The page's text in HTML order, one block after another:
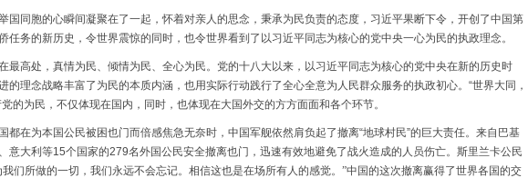
国同胞的心瞬间凝聚在了一起，怀着对亲人的思念，秉承为民负责的态度，习近平果断下令，开创了中国第
任务的新历史，令世界震惊的同时，也令世界看到了以习近平同志为核心的党中央一心为民的执政理念。
最高处，真情为民、倾情为民、全心为民。党的十八大以来，以习近平同志为核心的党中央在新的历史时
的理念战略丰富了为民的本质内涵，也用实际行动践行了全心全意为人民群众服务的执政初心。 “世界大同，
的为民，不仅体现在国内，同时，也体现在大国外交的方方面面和各个环节。
都在为本国公民被困也门而倍感焦急无奈时，中国军舰依然肩负起了撤离“地球村民”的巨大责任。来自巴基
意大利等15个国家的279名外国公民安全撤离也门，迅速有效地避免了战火造成的人员伤亡。斯里兰卡公民
们所做的一切，我们永远不会忘记。相信这也是在场所有人的感觉。”中国的这次撤离赢得了世界各国的交